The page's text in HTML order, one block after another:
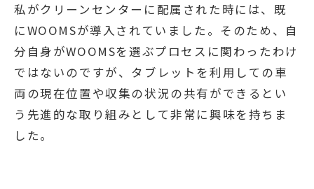
私がクリーンセンターに配属された時には、既
にWOOMSが導入されていました。そのため、自
分自身がWOOMSを選ぶプロセスに関わったわけ
ではないのですが、タブレットを利用しての車
両の現在位置や収集の状況の共有ができるとい
う先進的な取り組みとして非常に興味を持ちま
した。